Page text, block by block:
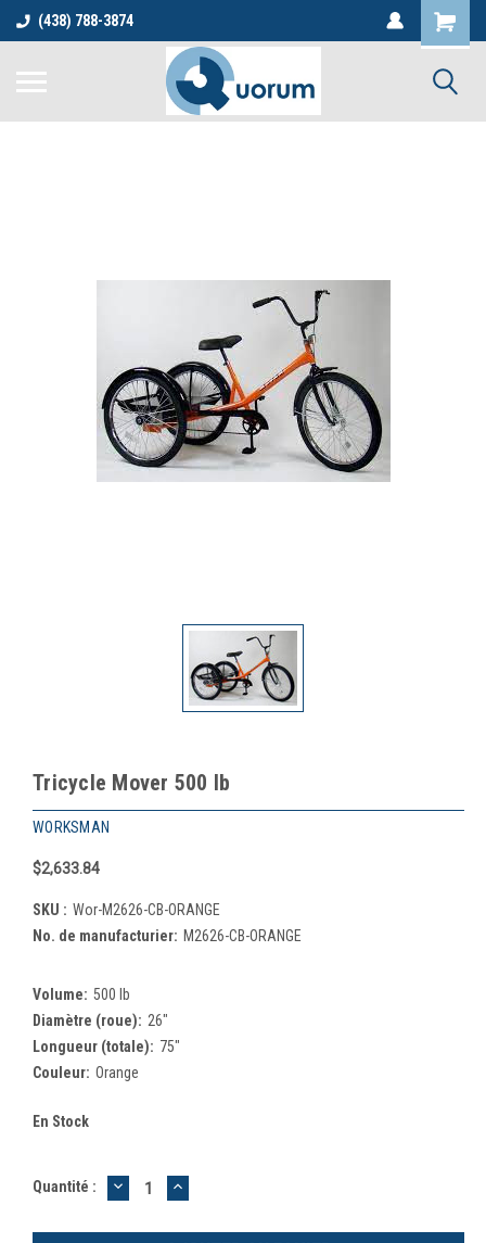
(438) 788-3874
Tricycle Mover 500 lb
WORKSMAN
$2,633.84
SKU : Wor-M2626-CB-ORANGE
No. de manufacturier: M2626-CB-ORANGE
Volume: 500 lb
Diamètre (roue): 26"
Longueur (totale): 75"
Couleur: Orange
En Stock
Quantité : DIMINUER
LA
:
AUGMENTER
LA
: